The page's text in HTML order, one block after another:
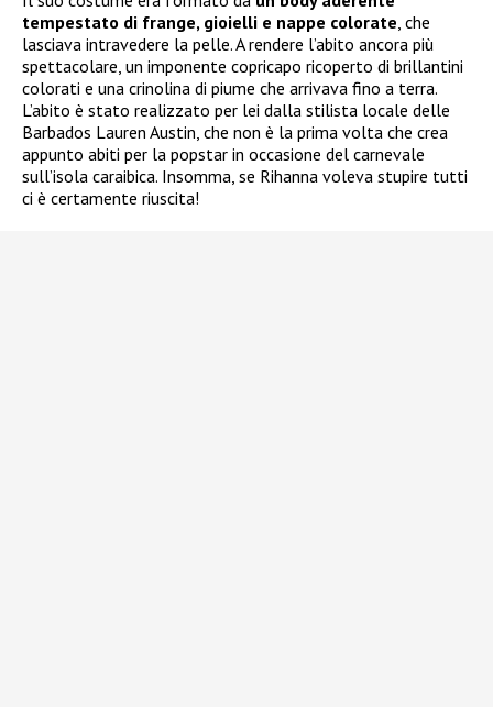
tempestato di frange, gioielli e nappe colorate , che
lasciava intravedere la pelle. A rendere l’abito ancora più
spettacolare, un imponente copricapo ricoperto di brillantini
colorati e una crinolina di piume che arrivava fino a terra.
L’abito è stato realizzato per lei dalla stilista locale delle
Barbados Lauren Austin, che non è la prima volta che crea
appunto abiti per la popstar in occasione del carnevale
sull’isola caraibica. Insomma, se Rihanna voleva stupire tutti
ci è certamente riuscita!